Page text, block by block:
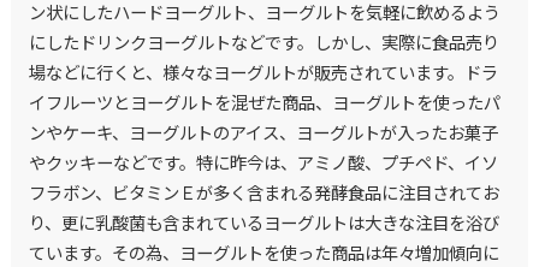
ン状にしたハードヨーグルト、ヨーグルトを気軽に飲めるよう
にしたドリンクヨーグルトなどです。しかし、実際に食品売り
場などに行くと、様々なヨーグルトが販売されています。ドラ
イフルーツとヨーグルトを混ぜた商品、ヨーグルトを使ったパ
ンやケーキ、ヨーグルトのアイス、ヨーグルトが入ったお菓子
やクッキーなどです。特に昨今は、アミノ酸、プチペド、イソ
フラボン、ビタミンＥが多く含まれる発酵食品に注目されてお
り、更に乳酸菌も含まれているヨーグルトは大きな注目を浴び
ています。その為、ヨーグルトを使った商品は年々増加傾向に